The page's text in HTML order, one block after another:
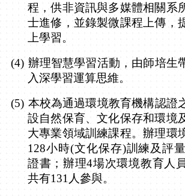
程，供非資訊與多媒體相關系
士進修，並錄製微課程上傳，
上學習。
(4) 辦理智慧學習活動，由師培生
入深學習運算思維。
(5) 本校為通過環境教育機構認證
設自然保育、文化保存和環境
大專業領域訓練課程。辦理環
128小時(文化保存)訓練及評
證書；辦理4場次環境教育人
共有131 人參與。